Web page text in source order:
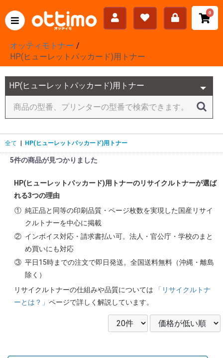
0
オッティモトナー
HP(ヒューレットパッカード)用トナー
全て | HP(ヒューレットパッカード)用トナー
5件の商品が見つかりました
HP(ヒューレットパッカード)用トナーのリサイクルトナーが選ば
れる3つの理由
① 純正品と同等の印刷品質・ページ枚数を実現した国産リサイ
クルトナーを中心に掲載
② インボイス対応・請求書払い可。法人・官公庁・学校のまと
め買いにも対応
③ 平日15時までの注文で即日発送。全国送料無料（沖縄・離島
除く）
リサイクルトナーの仕組みや品質については
「リサイクルトナ
ーとは？」 ページで詳しく解説しています。